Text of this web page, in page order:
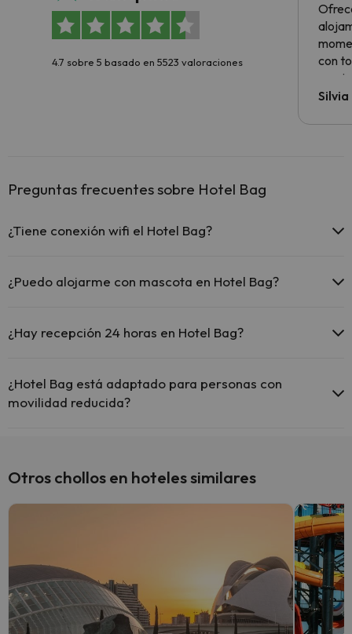
4.7 sobre 5 basado en 5523 valoraciones
con
Preguntas frecuentes sobre Hotel Bag
¿Tiene conexión wifi el Hotel Bag?
¿Puedo alojarme con mascota en Hotel Bag?
¿Hay recepción 24 horas en Hotel Bag?
¿Hotel Bag está adaptado para personas con
movilidad reducida?
Otros chollos en hoteles similares